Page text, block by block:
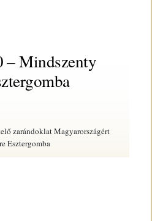
– Mindszenty
zarándoklat Magyarországért
Esztergomba